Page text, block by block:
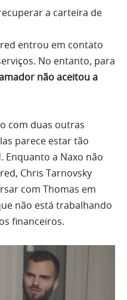
a carteira de
entrou em contato
No entanto, para
não aceitou a
com duas outras
parece estar tão
a Naxo não
Chris Tarnovsky
com Thomas em
não está trabalhando
financeiros.